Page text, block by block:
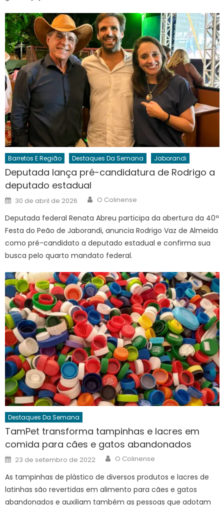
Barretos E Região Destaques Da Semana Jaborandi
Deputada lança pré-candidatura de Rodrigo a
deputado estadual
Posted
on
30 de abril de 2026 Author
O Colinense
Deputada federal Renata Abreu participa da abertura da 40ª
Festa do Peão de Jaborandi, anuncia Rodrigo Vaz de Almeida
como pré-candidato a deputado estadual e confirma sua
busca pelo quarto mandato federal.
Destaques Da Semana
TamPet transforma tampinhas e lacres em
comida para cães e gatos abandonados
Posted
on
23 de setembro de 2022 Author
O Colinense
As tampinhas de plástico de diversos produtos e lacres de
latinhas são revertidas em alimento para cães e gatos
abandonados e auxiliam também as pessoas que adotam